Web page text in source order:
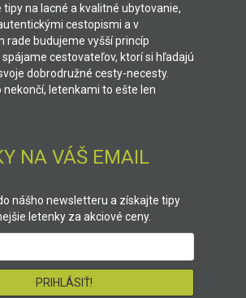
tipy na lacné a kvalitné ubytovanie,
cestopismi a v
rade budujeme vyšší princíp
cestovateľov, ktorí si hľadajú
dobrodružné cesty-necesty.
nekončí, letenkami to ešte len
NA VÁŠ EMAIL
nášho newsletteru a získajte tipy
letenky za akciové ceny.